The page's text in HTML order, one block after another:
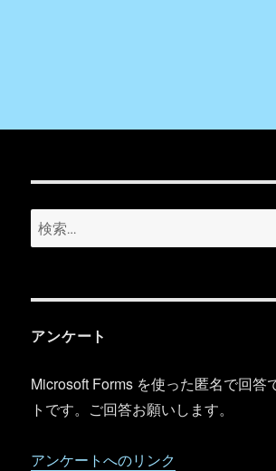
検
索:
アンケート
Microsoft Forms を使った匿名で回答
トです。ご回答お願いします。
アンケートへのリンク